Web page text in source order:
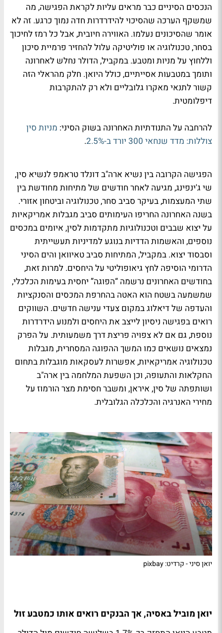
הנכסים הסיניים כבר מראים עליות לקראת הפגישה, מה
שמשקף הערכה שהסיכוי להידרדרות חדה נמוך כרגע. זה לא
אומר שהסיכונים נעלמו. האווירה חיובית, אבל כל רמז לחיכוך
בסחר, טכנולוגיה או פוליטיקה עלול להחזיר פרמיית סיכון
וללחוץ על מניות ומטבע. במקביל, הדולר נחלש לאחרונה
ותומך במטבעות אסייתיים, כולל היואן. חלק מהראלי הזה
קשור לתנאי מאקרו גלובליים ולא רק להתקרבות
דיפלומטית.
להרחבה על התנודתיות האחרונה בשוק הסיני: מניות סין
צוללות: מדד שנחאי 300 יורד ב-2.5%
.
הפגישה הקרובה בין נשיא ארה"ב דונלד טראמפ לנשיא סין,
שי ג'ינפינג, מגיעה לאחר חודשים של מתיחות מחודשת בין
שתי המעצמות, בעיקר סביב סחר, טכנולוגיה וביטחון אזורי.
בשנה האחרונה החריפו העימותים סביב מגבלות אמריקאיות
על יצוא שבבים וטכנולוגיות מתקדמות לסין, איומים במכסים
נוספים, והאשמות הדדיות בנוגע למדיניות תעשייתית
וסבסוד יצוא. במקביל, המתיחות סביב טאיוואן והים הסיני
הדרומי הוסיפה לחץ גיאופוליטי על היחסים. למרות זאת,
בחודשים האחרונים נרשמה “הפוגה” יחסית בעימות הכלכלי,
שמשמעה בשטח הוא האטה בהחרפת המכסים והסנקציות
והעדפה של דיאלוג במקום צעדי ענישה חדשים. השווקים
רואים בפגישה ניסיון לייצב את היחסים ולמנוע הידרדרות
נוספת, גם אם לא צפויה פריצת דרך משמעותית. על הפרק
נמצאים נושאים כמו המשך ההפוגה המסחרית, מגבלות
טכנולוגיה אמריקאיות, אפשרות לעסקאות מוגבלות בתחום
החקלאות והתעופה, וכן השפעת המלחמה בין ארה"ב
ושותפתה של סין, איראן, ומשבר חסימת מצר הורמוז על
מחירי האנרגיה והכלכלה הגלובלית.
יואן סיני - קרדיט: pixbay
יואן מוביל באסיה, אך הבנקים רואים אותו כמטבע זול